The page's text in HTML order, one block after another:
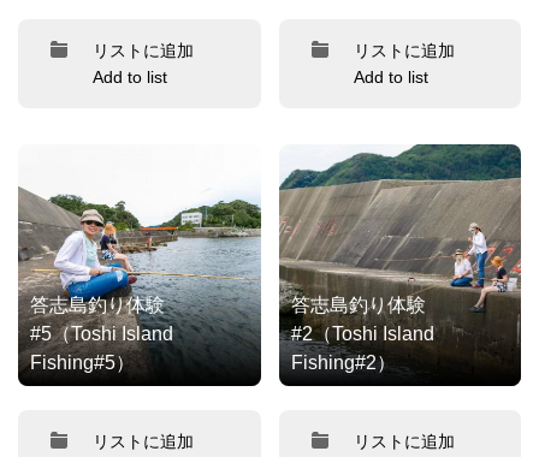
リストに追加
Add to list
リストに追加
Add to list
答志島釣り体験
#5（Toshi Island
Fishing#5）
リストに追加
答志島釣り体験
#2（Toshi Island
Fishing#2）
リストに追加